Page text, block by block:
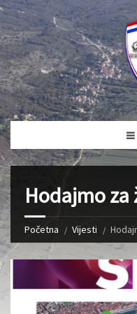
Hodajmo za
Početna Vijesti